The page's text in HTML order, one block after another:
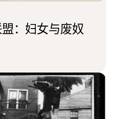
：妇女与废奴